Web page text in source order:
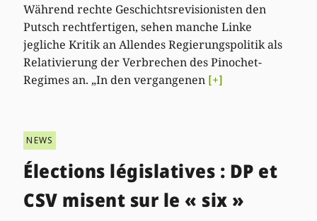
Während rechte Geschichtsrevisionisten den
Putsch rechtfertigen, sehen manche Linke
jegliche Kritik an Allendes Regierungspolitik als
Relativierung der Verbrechen des Pinochet-
Regimes an. „In den vergangenen [+]
NEWS
Élections législatives : DP et
CSV misent sur le « six »